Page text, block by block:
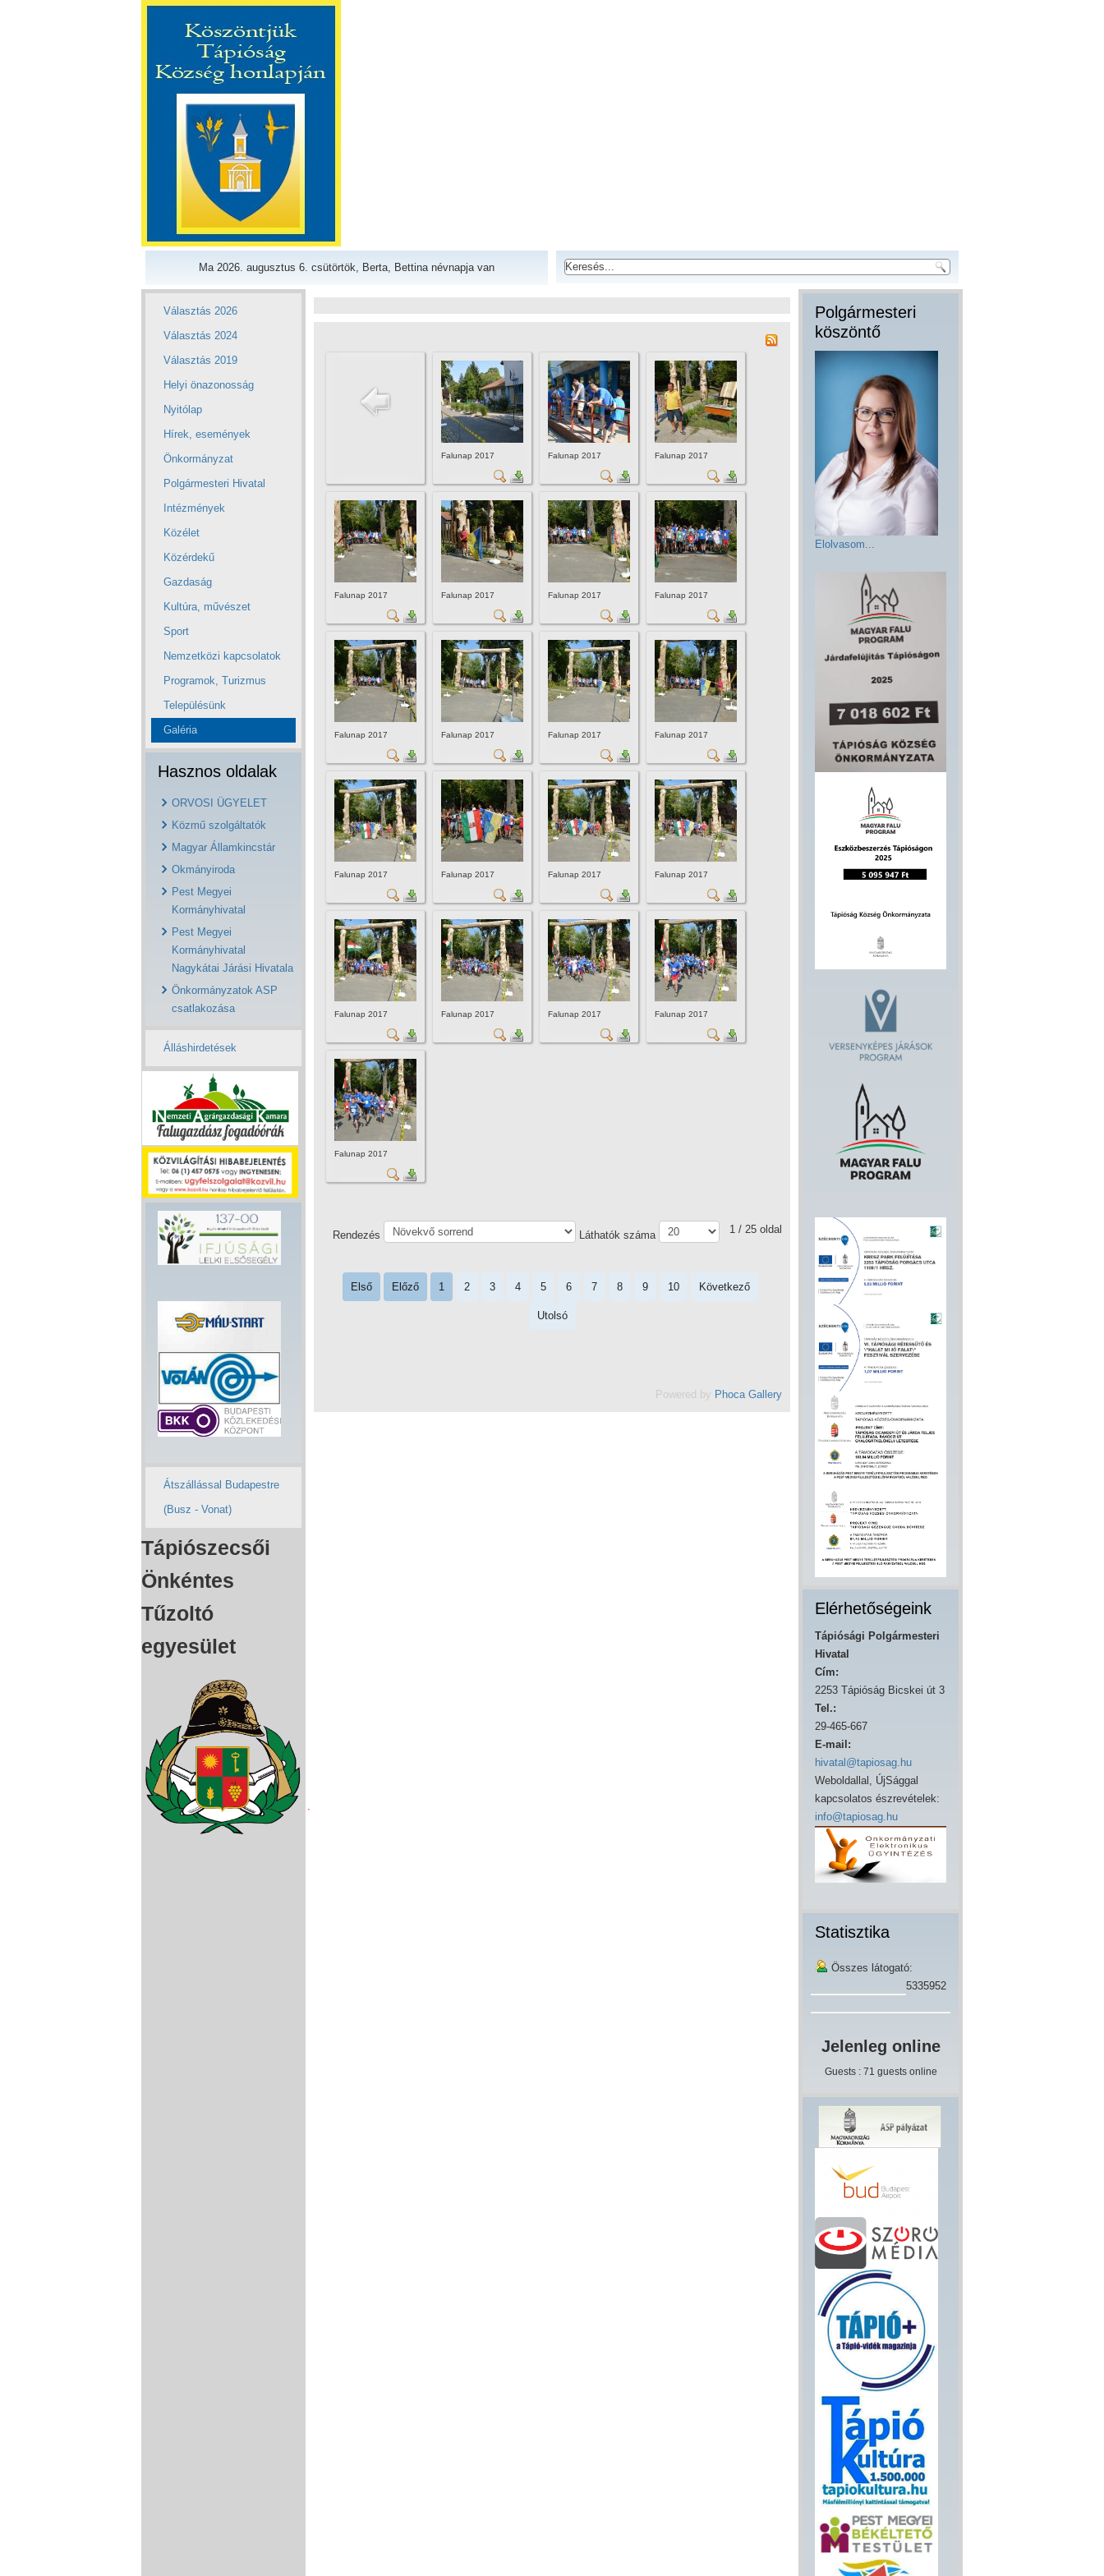
Ma 2026. augusztus 6. csütörtök, Berta, Bettina névnapja van
Választás 2026
Választás 2024
Választás 2019
Helyi önazonosság
Nyitólap
Hírek, események
Önkormányzat
Polgármesteri Hivatal
Intézmények
Közélet
Közérdekű
Gazdaság
Kultúra, művészet
Sport
Nemzetközi kapcsolatok
Programok, Turizmus
Településünk
Galéria
Hasznos oldalak
ORVOSI ÜGYELET
Közmű szolgáltatók
Magyar Államkincstár
Okmányiroda
Pest Megyei
Kormányhivatal
Pest Megyei
Kormányhivatal
Nagykátai Járási Hivatala
Önkormányzatok ASP
csatlakozása
Álláshirdetések
Átszállással Budapestre
(Busz - Vonat)
Tápiószecsői
Önkéntes
Tűzoltó
egyesület
Falunap 2017 Falunap 2017 Falunap 2017
Falunap 2017 Falunap 2017 Falunap 2017 Falunap 2017
Falunap 2017 Falunap 2017 Falunap 2017 Falunap 2017
Falunap 2017 Falunap 2017 Falunap 2017 Falunap 2017
Falunap 2017 Falunap 2017 Falunap 2017 Falunap 2017
Falunap 2017
Rendezés Láthatók száma 1 / 25 oldal
Első Előző 1 2 3 4 5 6 7 8 9 10 Következő
Utolsó
Powered by Phoca Gallery
Polgármesteri
köszöntő
Elolvasom...
Elérhetőségeink
Tápiósági Polgármesteri
Hivatal
Cím:
2253 Tápióság Bicskei út 3
Tel.:
29-465-667
E-mail:
hivatal@tapiosag.hu
Weboldallal, ÚjSággal
kapcsolatos észrevételek:
info@tapiosag.hu
Statisztika
Összes látogató:
5335952
Jelenleg online
Guests : 71 guests online